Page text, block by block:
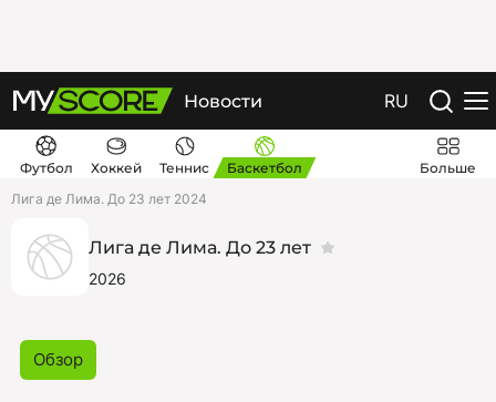
Новости RU
Футбол Хоккей Теннис Баскетбол
Больше
Лига де Лима. До 23 лет 2024
Лига де Лима. До 23 лет
2026
Обзор